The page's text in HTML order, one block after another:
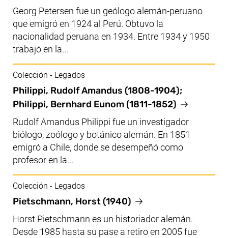
Georg Petersen fue un geólogo alemán-peruano
que emigró en 1924 al Perú. Obtuvo la
nacionalidad peruana en 1934. Entre 1934 y 1950
trabajó en la...
Philippi, Rudolf Amandus (1808-1904);
Philippi, Bernhard Eunom (1811-1852)
Colección - Legados
Rudolf Amandus Philippi fue un investigador
biólogo, zoólogo y botánico alemán. En 1851
emigró a Chile, donde se desempeñó como
profesor en la...
Pietschmann, Horst (1940)
Colección - Legados
Horst Pietschmann es un historiador alemán.
Desde 1985 hasta su pase a retiro en 2005 fue